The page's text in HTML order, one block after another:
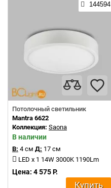
144594
Потолочный светильник
Mantra 6622
Коллекция: Saona
В наличии
В: 4 см Д: 17 см
LED x 1 14W 3000K 1190Lm
Цена: 4 575 Р.
Купить